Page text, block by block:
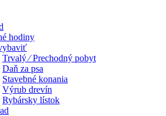
hodiny
Trvalý ⁄ Prechodný pobyt
Daň za psa
Stavebné konania
Výrub drevín
Rybársky lístok